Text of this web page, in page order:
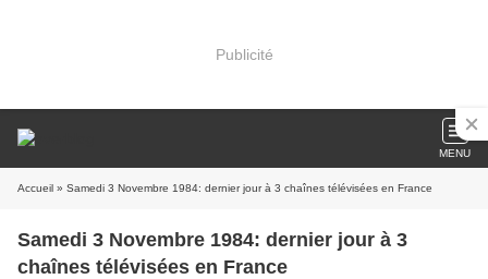
Publicité
MENU
Accueil » Samedi 3 Novembre 1984: dernier jour à 3 chaînes télévisées en France
Samedi 3 Novembre 1984: dernier jour à 3
chaînes télévisées en France